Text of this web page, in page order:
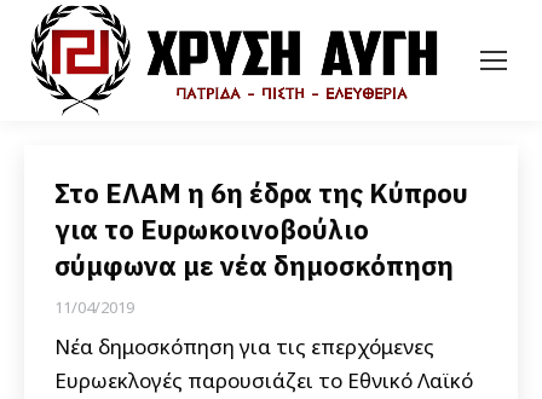
Στο ΕΛΑΜ η 6η έδρα της Κύπρου
για το Ευρωκοινοβούλιο
σύμφωνα με νέα δημοσκόπηση
11/04/2019
Νέα δημοσκόπηση για τις επερχόμενες
Ευρωεκλογές παρουσιάζει το Εθνικό Λαϊκό